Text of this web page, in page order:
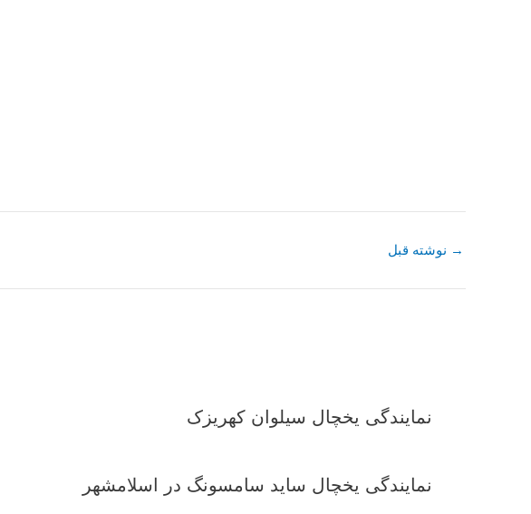
→ نوشته قبل
نمایندگی یخچال سیلوان کهریزک
نمایندگی یخچال ساید سامسونگ در اسلامشهر